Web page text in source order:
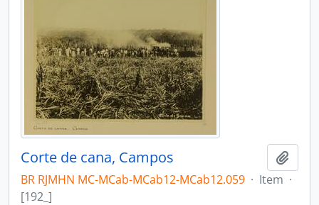
Corte de cana, Campos
BR RJMHN MC-MCab-MCab12-MCab12.059 · Item ·
[192_]